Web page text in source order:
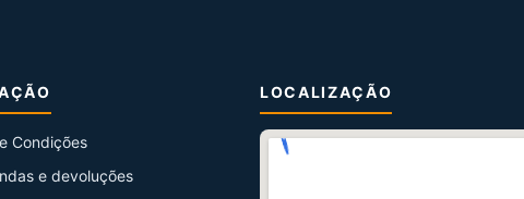
Condições
e devoluções
LOCALIZAÇÃO